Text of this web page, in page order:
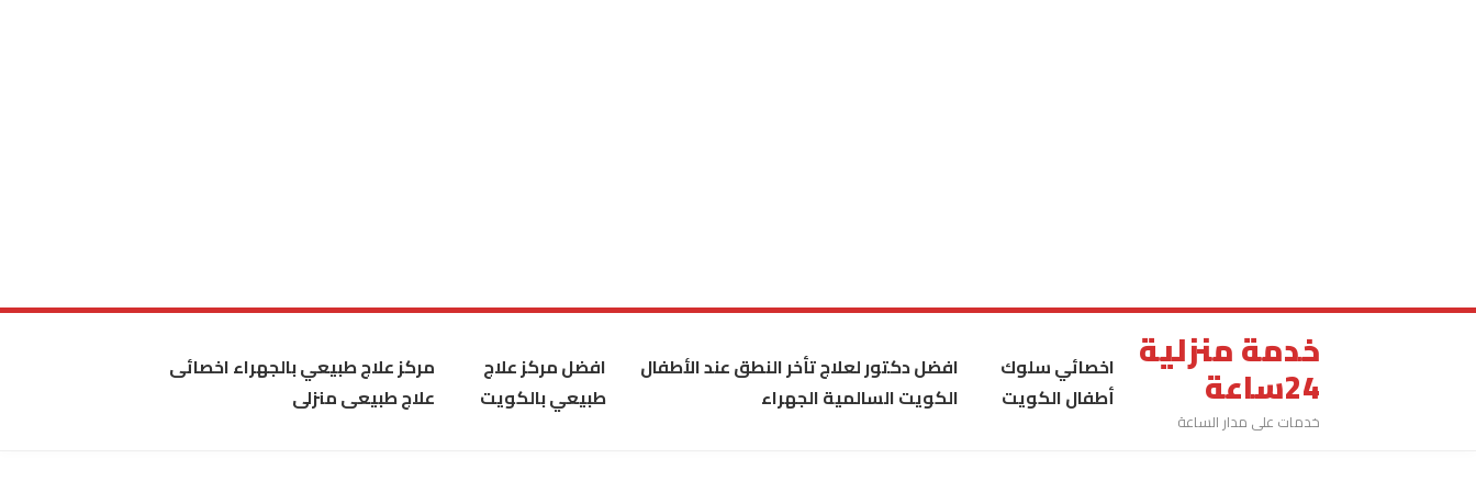
خدمة منزلية
24ساعة
خدمات على مدار الساعة
اخصائي سلوك
أطفال الكويت
افضل دكتور لعلاج تأخر النطق عند الأطفال
الكويت السالمية الجهراء
افضل مركز علاج
طبيعي بالكويت
مركز علاج طبيعي بالجهراء اخصائى
علاج طبيعى منزلى